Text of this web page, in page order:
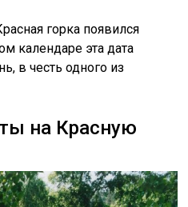
горка появился
календаре эта дата
в честь одного из
на Красную